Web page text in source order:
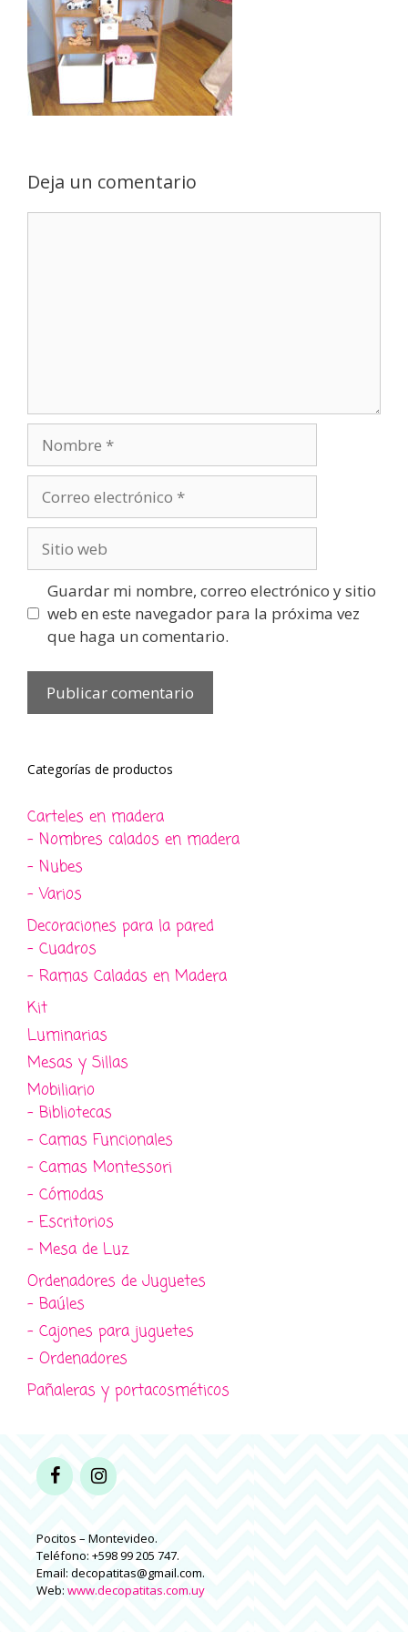
Deja un comentario
electrónico
web
Guardar mi nombre, correo electrónico y sitio
web en este navegador para la próxima vez
que haga un comentario.
Categorías de productos
Carteles en madera
- Nombres calados en madera
- Nubes
- Varios
Decoraciones para la pared
- Cuadros
- Ramas Caladas en Madera
Kit
Luminarias
Mesas y Sillas
Mobiliario
- Bibliotecas
- Camas Funcionales
- Camas Montessori
- Cómodas
- Escritorios
- Mesa de Luz
Ordenadores de Juguetes
- Baúles
- Cajones para juguetes
- Ordenadores
Pañaleras y portacosméticos
Pocitos – Montevideo.
Teléfono: +598 99 205 747.
Email: decopatitas@gmail.com.
Web: www.decopatitas.com.uy